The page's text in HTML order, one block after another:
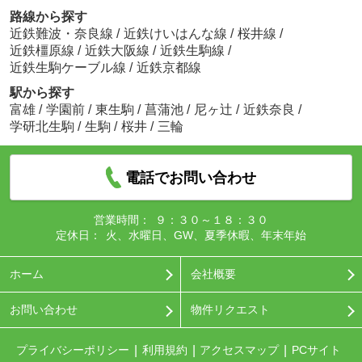
路線から探す
近鉄難波・奈良線 / 近鉄けいはんな線 / 桜井線 /
近鉄橿原線 / 近鉄大阪線 / 近鉄生駒線 /
近鉄生駒ケーブル線 / 近鉄京都線
駅から探す
富雄 / 学園前 / 東生駒 / 菖蒲池 / 尼ヶ辻 / 近鉄奈良 /
学研北生駒 / 生駒 / 桜井 / 三輪
電話でお問い合わせ
営業時間：
９：３０～１８：３０
定休日：
火、水曜日、GW、夏季休暇、年末年始
ホーム 会社概要
お問い合わせ 物件リクエスト
プライバシーポリシー 利用規約 アクセスマップ
PCサイト